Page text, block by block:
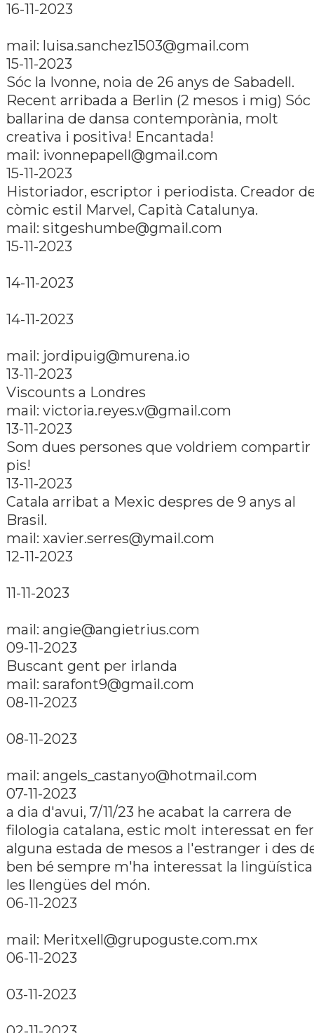
16-11-2023
mail: luisa.sanchez1503@gmail.com
15-11-2023
Sóc la Ivonne, noia de 26 anys de Sabadell.
Recent arribada a Berlin (2 mesos i mig) Sóc
ballarina de dansa contemporània, molt
creativa i positiva! Encantada!
mail: ivonnepapell@gmail.com
15-11-2023
Historiador, escriptor i periodista. Creador
còmic estil Marvel, Capità Catalunya.
mail: sitgeshumbe@gmail.com
15-11-2023
14-11-2023
14-11-2023
mail: jordipuig@murena.io
13-11-2023
Viscounts a Londres
mail: victoria.reyes.v@gmail.com
13-11-2023
Som dues persones que voldriem compartir
pis!
13-11-2023
Catala arribat a Mexic despres de 9 anys al
Brasil.
mail: xavier.serres@ymail.com
12-11-2023
11-11-2023
mail: angie@angietrius.com
09-11-2023
Buscant gent per irlanda
mail: sarafont9@gmail.com
08-11-2023
08-11-2023
mail: angels_castanyo@hotmail.com
07-11-2023
a dia d'avui, 7/11/23 he acabat la carrera de
filologia catalana, estic molt interessat en fer
alguna estada de mesos a l'estranger i des
ben bé sempre m'ha interessat la
les llengües del món.
06-11-2023
mail: Meritxell@grupoguste.com.mx
06-11-2023
03-11-2023